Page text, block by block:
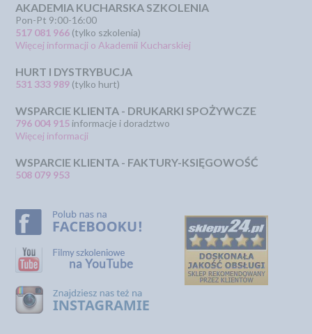
AKADEMIA KUCHARSKA SZKOLENIA
Pon-Pt 9:00-16:00
517 081 966 (tylko szkolenia)
Więcej informacji o Akademii Kucharskiej
HURT I DYSTRYBUCJA
531 333 989 (tylko hurt)
WSPARCIE KLIENTA - DRUKARKI SPOŻYWCZE
796 004 915 informacje i doradztwo
Więcej informacji
WSPARCIE KLIENTA - FAKTURY-KSIĘGOWOŚĆ
508 079 953